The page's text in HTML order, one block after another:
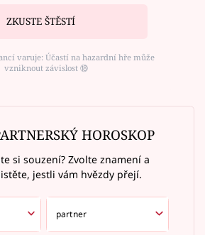
ZKUSTE ŠTĚSTÍ
varuje: Účastí na hazardní hře může
vzniknout závislost ⑱
HOROSKOP
si souzení? Zvolte znamení a
jestli vám hvězdy přejí.